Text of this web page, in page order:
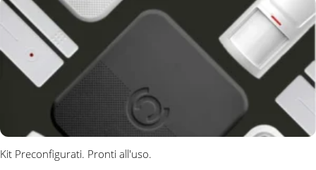
Kit Preconfigurati. Pronti all'uso.